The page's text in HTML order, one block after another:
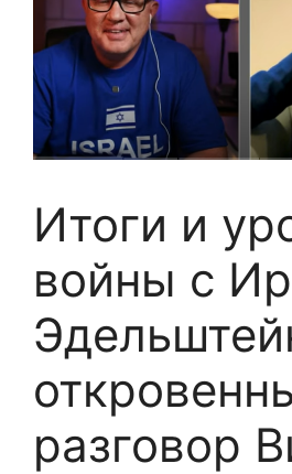
Итоги и
войны с
разговор